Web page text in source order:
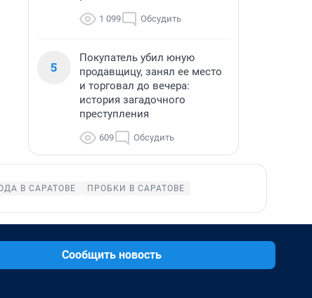
1 099 Обсудить
5
Покупатель убил юную
продавщицу, занял ее место
и торговал до вечера:
история загадочного
преступления
609 Обсудить
В САРАТОВЕ ПРОБКИ В САРАТОВЕ
Сообщить новость